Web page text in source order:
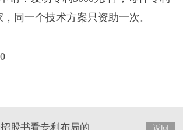
同一个技术方案只资助一次。
返回
股书看专利布局的重要意义